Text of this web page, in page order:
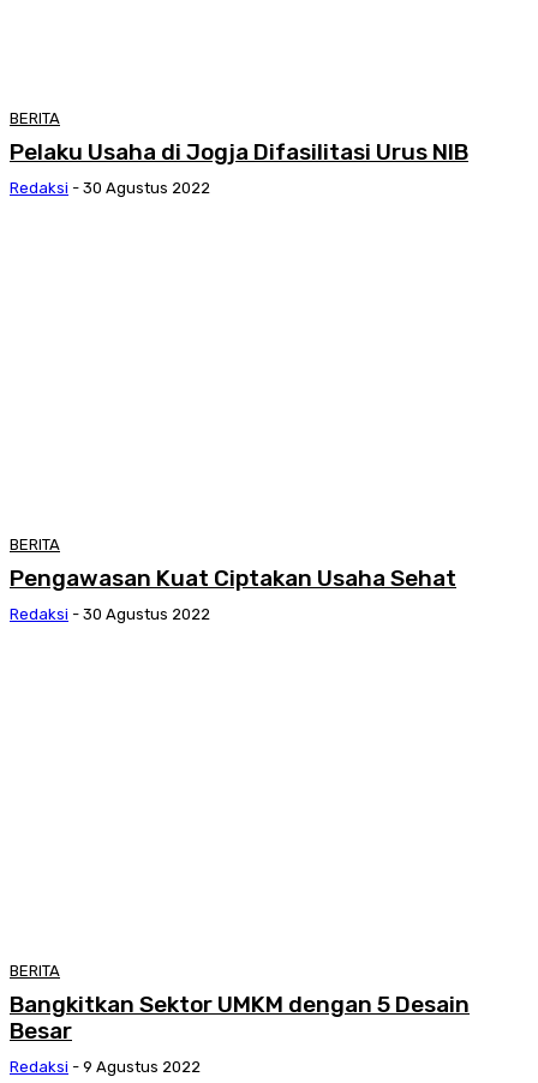
BERITA
Pelaku Usaha di Jogja Difasilitasi Urus NIB
Redaksi - 30 Agustus 2022
BERITA
Pengawasan Kuat Ciptakan Usaha Sehat
Redaksi - 30 Agustus 2022
BERITA
Bangkitkan Sektor UMKM dengan 5 Desain
Besar
Redaksi - 9 Agustus 2022